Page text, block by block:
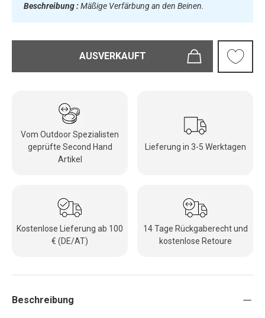
Beschreibung :Mäßige Verfärbung an den Beinen.
AUSVERKAUFT
Vom Outdoor Spezialisten
geprüfte Second Hand
Artikel
Lieferung in 3-5 Werktagen
Kostenlose Lieferung ab 100
€ (DE/AT)
14 Tage Rückgaberecht und
kostenlose Retoure
Beschreibung